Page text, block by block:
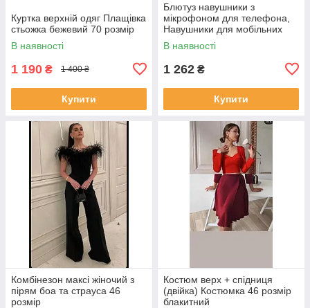
Куртка верхній одяг Плащівка
стьожка бежевий 70 розмір
В наявності
1 190 ₴ 1 400 ₴
Купити
Блютуз навушники з
мікрофоном для телефона,
Навушники для мобільних
телефонів PRO музики YV-30
В наявності
1 262 ₴
Купити
Комбінезон максі жіночий з
пірям боа та страуса 46
розмір
Костюм верх + спідниця
(двійка) Костюмка 46 розмір
блакитний